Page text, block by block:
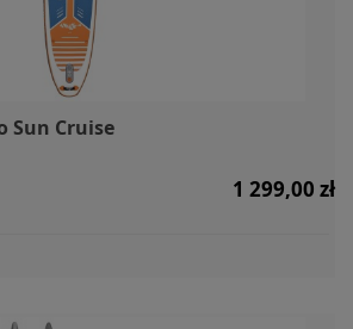
Sun Cruise
1 299,00 zł